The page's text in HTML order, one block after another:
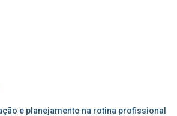
e planejamento na rotina profissional